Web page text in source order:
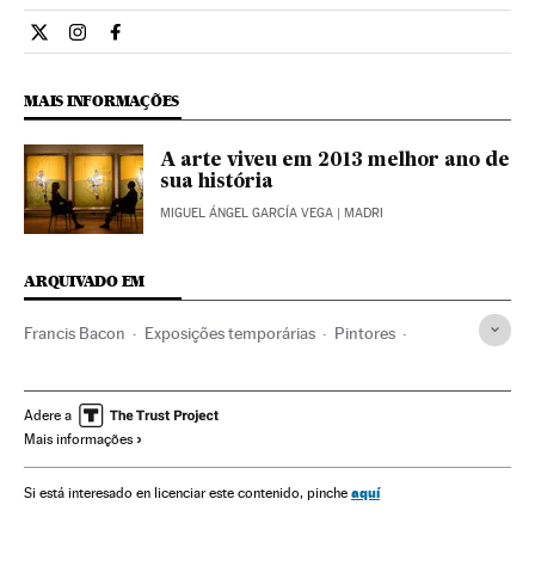
Cultura El País Brasil en Twitter
Cultura El País Brasil en Instagram
Cultura El País Brasil en Facebook
MAIS INFORMAÇÕES
A arte viveu em 2013 melhor ano de
sua história
MIGUEL ÁNGEL GARCÍA VEGA | MADRI
ARQUIVADO EM
Francis Bacon Exposições temporárias Pintores
Artes plásticas Exposições
Brasil Agenda cultural
América do Sul América Latina América Arte
Adere a
Mais informações
Si está interesado en licenciar este contenido, pinche aquí